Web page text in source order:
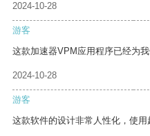
2024-10-28
游客
这款加速器VPM应用程序已经为
2024-10-28
游客
这款软件的设计非常人性化，使用